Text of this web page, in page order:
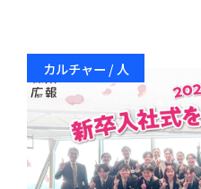
カルチャー / 人